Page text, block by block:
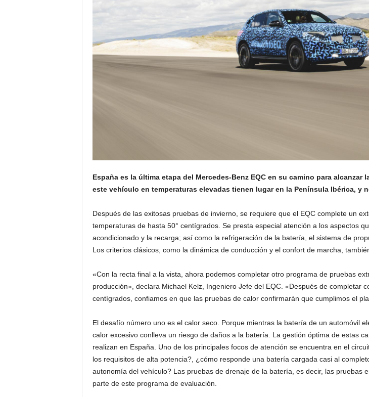
España es la última etapa del Mercedes-Benz EQC en su camino para
este vehículo en temperaturas elevadas tienen lugar en la Península Ibérica, y
Después de las exitosas pruebas de invierno, se requiere que el EQC complete un
temperaturas de hasta 50° centígrados. Se presta especial atención a los aspectos
acondicionado y la recarga; así como la refrigeración de la batería, el sistema de
Los criterios clásicos, como la dinámica de conducción y el confort de marcha,
«Con la recta final a la vista, ahora podemos completar otro programa de pruebas
producción», declara Michael Kelz, Ingeniero Jefe del EQC. «Después de completar
centígrados, confiamos en que las pruebas de calor confirmarán que cumplimos el
El desafío número uno es el calor seco. Porque mientras la batería de un automóvil
calor excesivo conlleva un riesgo de daños a la batería. La gestión óptima de estas
realizan en España. Uno de los principales focos de atención se encuentra en el
los requisitos de alta potencia?, ¿cómo responde una batería cargada casi al
autonomía del vehículo? Las pruebas de drenaje de la batería, es decir, las pruebas
parte de este programa de evaluación.